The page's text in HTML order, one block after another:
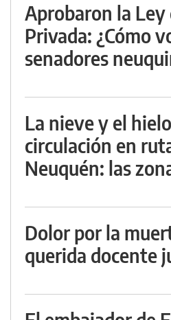
Aprobaron la Ley
Privada: ¿Cómo
senadores
La nieve y el
circulación en
Neuquén: las
Dolor por la
querida docente